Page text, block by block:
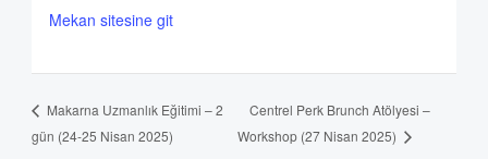
Mekan sitesine git
Makarna Uzmanlık Eğitimi – 2
gün (24-25 Nisan 2025)
Centrel Perk Brunch Atölyesi –
Workshop (27 Nisan 2025)